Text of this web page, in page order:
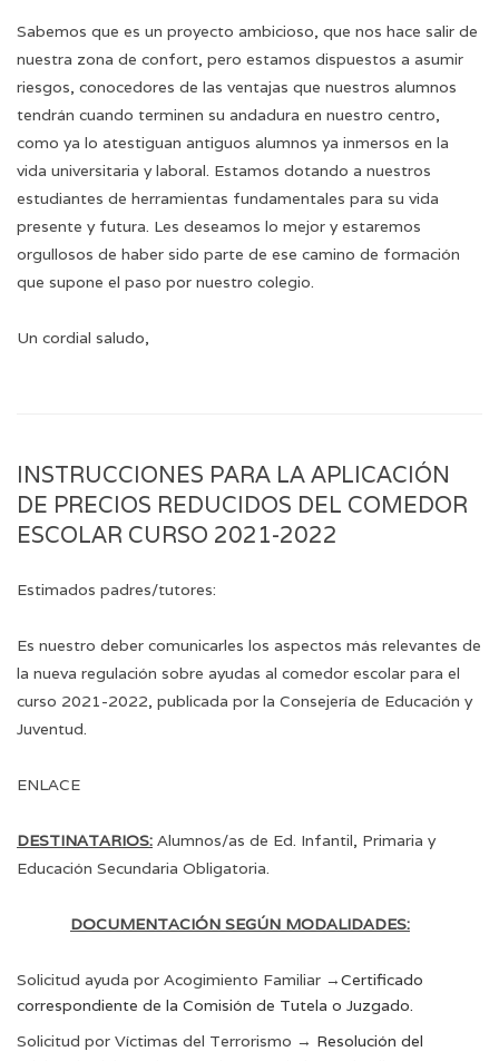
Sabemos que es un proyecto ambicioso, que nos hace salir de
nuestra zona de confort, pero estamos dispuestos a asumir
riesgos, conocedores de las ventajas que nuestros alumnos
tendrán cuando terminen su andadura en nuestro centro,
como ya lo atestiguan antiguos alumnos ya inmersos en la
vida universitaria y laboral. Estamos dotando a nuestros
estudiantes de herramientas fundamentales para su vida
presente y futura. Les deseamos lo mejor y estaremos
orgullosos de haber sido parte de ese camino de formación
que supone el paso por nuestro colegio.
Un cordial saludo,
INSTRUCCIONES PARA LA APLICACIÓN
DE PRECIOS REDUCIDOS DEL COMEDOR
ESCOLAR CURSO 2021-2022
Estimados padres/tutores:
Es nuestro deber comunicarles los aspectos más relevantes de
la nueva regulación sobre ayudas al comedor escolar para el
curso 2021-2022, publicada por la Consejería de Educación y
Juventud.
ENLACE
DESTINATARIOS: Alumnos/as de Ed. Infantil, Primaria y
Educación Secundaria Obligatoria.
DOCUMENTACIÓN SEGÚN MODALIDADES:
Solicitud ayuda por Acogimiento Familiar →Certificado
correspondiente de la Comisión de Tutela o Juzgado.
Solicitud por Víctimas del Terrorismo → Resolución del